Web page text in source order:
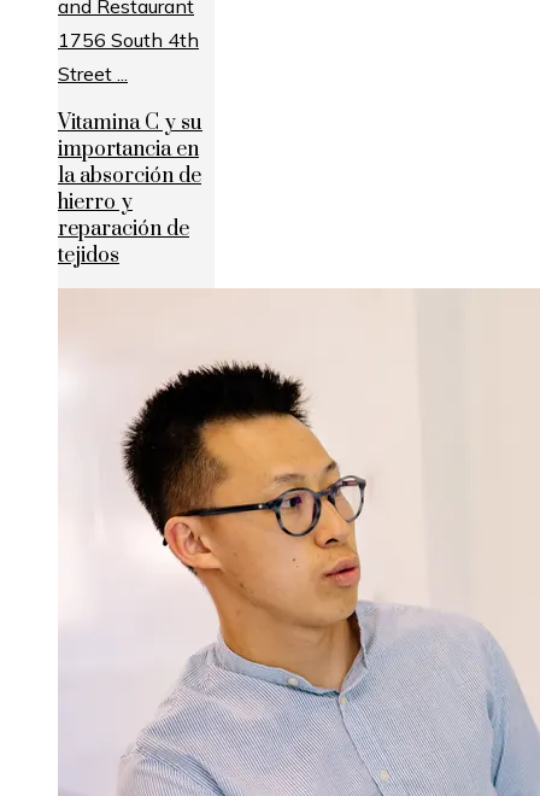
Vitamina C y su
importancia en
la absorción de
hierro y
reparación de
tejidos